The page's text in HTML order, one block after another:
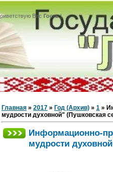
Вас Гость|
Главная » 2017 » Год (Архив) » 1 »
мудрости духовной" (Пушковская
Информационно-
мудрости